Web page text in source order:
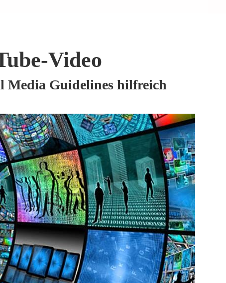
Video
Media Guidelines hilfreich